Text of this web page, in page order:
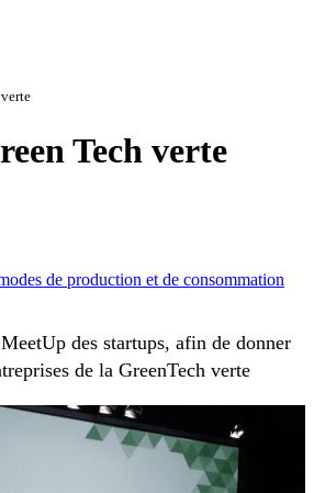
Tech verte
de production et de consommation
des startups, afin de donner
de la GreenTech verte